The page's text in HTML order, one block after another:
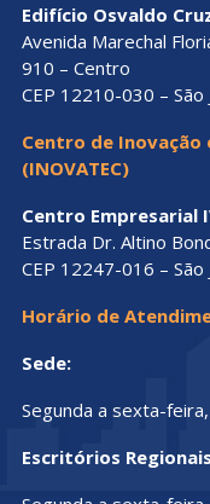
Edifício Osvaldo
Avenida Marechal
910 – Centro
CEP 12210-030 –
Centro de Inovação
(INOVATEC)
Centro Empresarial
Estrada Dr. Altino
CEP 12247-016 –
Horário de
Sede:
Segunda a sexta-
Escritórios